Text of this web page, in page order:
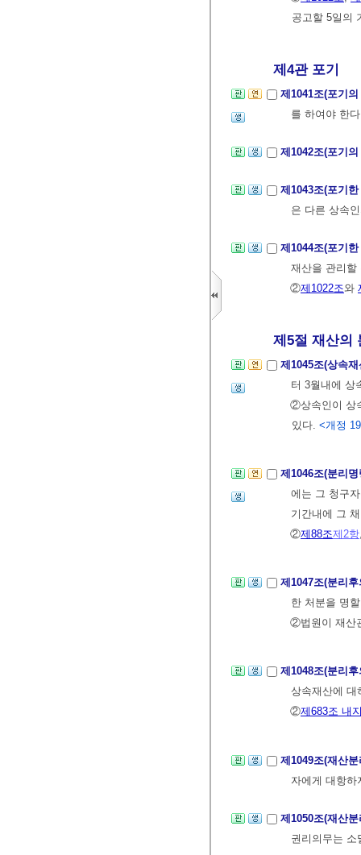
공고할 5일의
제4관 포기
제1041조(포기
를 하여야 한
제1042조(포기
제1043조(포기
은 다른 상속
제1044조(포기
재산을 관리할
②제1022조와
제5절 재산의
제1045조(상속
터 3월내에 상
②상속인이 상
있다. <개정
제1046조(분리
에는 그 청구
기간내에 그
②제88조제2항
제1047조(분리
한 처분을 명
②법원이 재산
제1048조(분리
상속재산에 대
②제683조 내
제1049조(재산
자에게 대항하
제1050조(재산
권리의무는 소